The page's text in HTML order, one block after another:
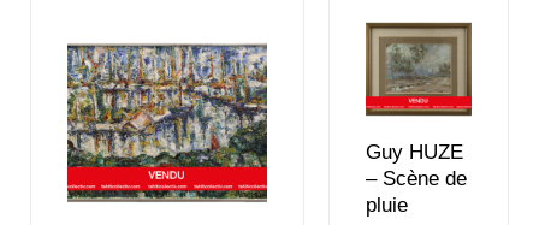
Guy HUZE
– Scène de
pluie